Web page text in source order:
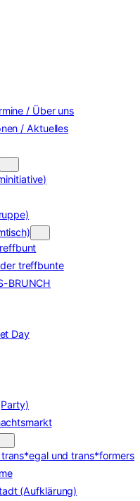
/ Über uns
/ Aktuelles
treffbunte
BRUNCH
Day
und trans*formers
(Aufklärung)